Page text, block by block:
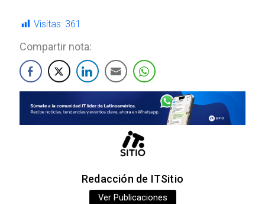
Visitas: 361
Compartir nota:
Redacción de ITSitio
Ver Publicaciones